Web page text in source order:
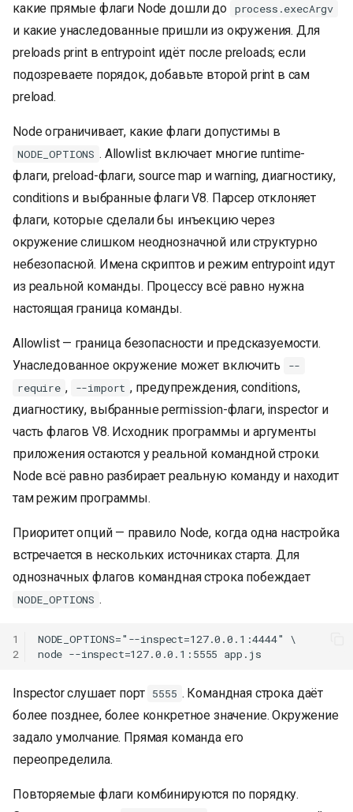
какие прямые флаги Node дошли до process.execArgv
и какие унаследованные пришли из окружения. Для
preloads print в entrypoint идёт после preloads; если
подозреваете порядок, добавьте второй print в сам
preload.
Node ограничивает, какие флаги допустимы в
NODE_OPTIONS . Allowlist включает многие runtime-
флаги, preload-флаги, source map и warning, диагностику,
conditions и выбранные флаги V8. Парсер отклоняет
флаги, которые сделали бы инъекцию через
окружение слишком неоднозначной или структурно
небезопасной. Имена скриптов и режим entrypoint идут
из реальной команды. Процессу всё равно нужна
настоящая граница команды.
Allowlist — граница безопасности и предсказуемости.
Унаследованное окружение может включить
--
require , --import , предупреждения, conditions,
диагностику, выбранные permission-флаги, inspector и
часть флагов V8. Исходник программы и аргументы
приложения остаются у реальной командной строки.
Node всё равно разбирает реальную команду и находит
там режим программы.
Приоритет опций — правило Node, когда одна настройка
встречается в нескольких источниках старта. Для
однозначных флагов командная строка побеждает
NODE_OPTIONS .
1
2
NODE_OPTIONS="--inspect=127.0.0.1:4444" \
Inspector слушает порт 5555 . Командная строка даёт
более позднее, более конкретное значение. Окружение
задало умолчание. Прямая команда его
переопределила.
Повторяемые флаги комбинируются по порядку.